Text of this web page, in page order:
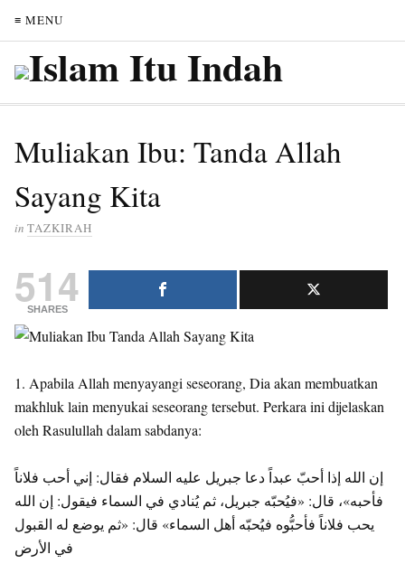
≡ MENU
Muliakan Ibu: Tanda Allah
Sayang Kita
in TAZKIRAH
514
SHARES
1. Apabila Allah menyayangi seseorang, Dia akan membuatkan
makhluk lain menyukai seseorang tersebut. Perkara ini dijelaskan
oleh Rasulullah dalam sabdanya:
إن الله إذا أحبّ عبداً دعا جبريل عليه السلام فقال: إني أحب فلاناً
فأحبه»، قال: «فيُحبّه جبريل، ثم يُنادي في السماء فيقول: إن الله
يحب فلاناً فأحبُّوه فيُحبّه أهل السماء» قال: «ثم يوضع له القبول
في الأرض